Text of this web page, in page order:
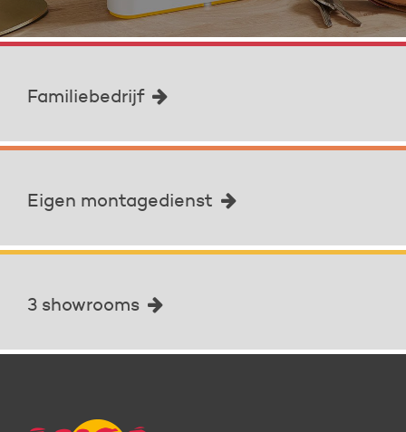
Familiebedrijf
Al meer dan 40 jaar leveren wij aan een grote kring
Eigen montagedienst
3 showrooms